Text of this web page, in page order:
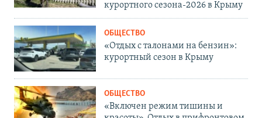
курортного сезона-2026 в Крыму
ОБЩЕСТВО
«Отдых с талонами на бензин»:
курортный сезон в Крыму
ОБЩЕСТВО
«Включен режим тишины и